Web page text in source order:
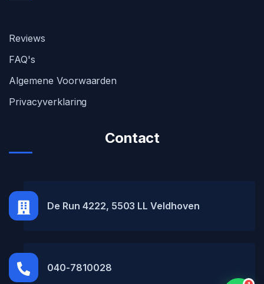
Reviews
FAQ's
Algemene Voorwaarden
Privacyverklaring
Contact
De Run 4222, 5503 LL Veldhoven
040-7810028